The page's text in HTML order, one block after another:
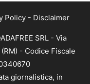
Policy - Disclaimer
SRL - Via
- Codice Fiscale
giornalistica, in